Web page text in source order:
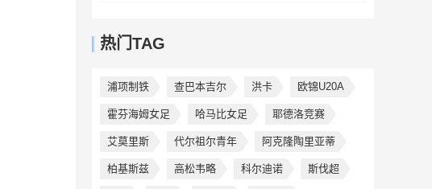
热门TAG
浦项制铁 查巴本吉尔 洪卡 欧锦U20A
霍芬海姆女足 哈马比女足 耶德洛竞赛
艾莫里斯 代尔祖尔青年 阿克隆陶里亚蒂
柏基斯兹 高松韦略 科尔迪诺 斯伐超